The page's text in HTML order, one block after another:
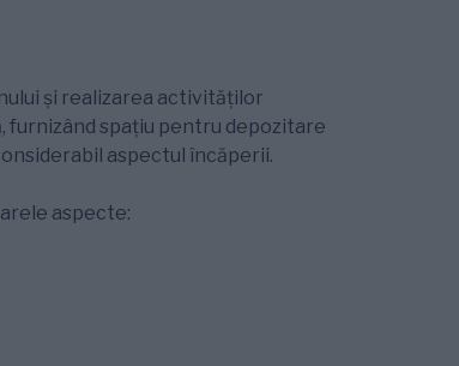
şi realizarea activităților
furnizând spațiu pentru depozitare
aspectul încăperii.
aspecte: